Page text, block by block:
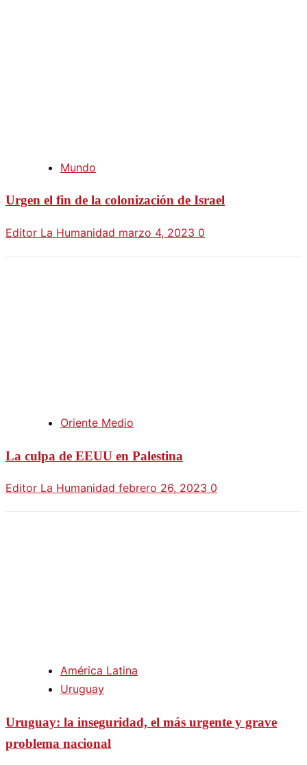
Mundo
Urgen el fin de la colonización de Israel
Editor La Humanidad marzo 4, 2023 0
Oriente Medio
La culpa de EEUU en Palestina
Editor La Humanidad febrero 26, 2023 0
América Latina
Uruguay
Uruguay: la inseguridad, el más urgente y grave
problema nacional